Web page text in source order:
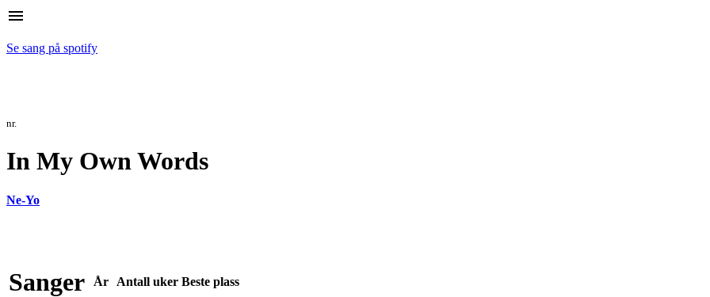
menu
Se sang på spotify
nr.
In My Own Words
Ne-Yo
Sanger År Antall uker Beste plass